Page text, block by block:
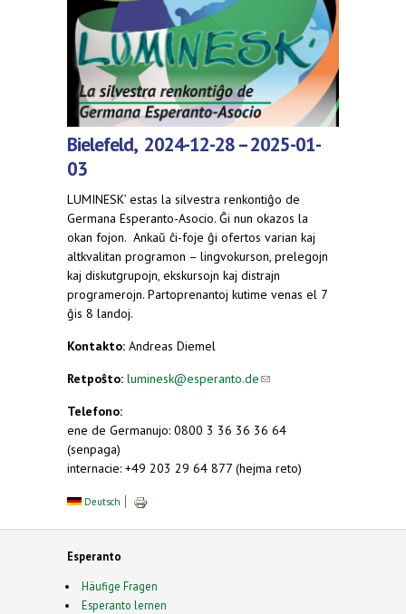
Bielefeld, 2024-12-28 – 2025-01-
03
LUMINESK’ estas la silvestra renkontiĝo de
Germana Esperanto-Asocio. Ĝi nun okazos la
okan fojon. Ankaŭ ĉi-foje ĝi ofertos varian kaj
altkvalitan programon – lingvokurson, prelegojn
kaj diskutgrupojn, ekskursojn kaj distrajn
programerojn. Partoprenantoj kutime venas el 7
ĝis 8 landoj.
Kontakto: Andreas Diemel
Retpoŝto: luminesk@esperanto.de(link sends e-
Telefono:
ene de Germanujo: 0800 3 36 36 36 64
(senpaga)
internacie: +49 203 29 64 877 (hejma reto)
Deutsch
Esperanto
Häufige Fragen
Esperanto lernen